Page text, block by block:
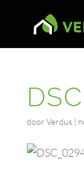
door Verdus|